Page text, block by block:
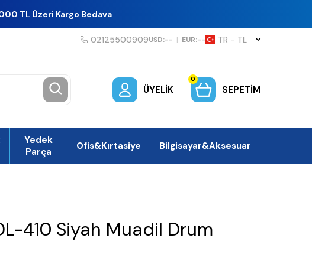
TL Üzeri Kargo Bedava
02125500909USD:-- | EUR:-- TR − TL
ÜYELIK
0
SEPETIM
Yedek
Parça
Ofis&Kırtasiye Bilgisayar&Aksesuar
410 Siyah Muadil Drum